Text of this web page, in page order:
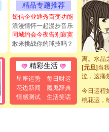
精品专题推荐
短信企业通秀百变功能
浪漫情怀一起漫步音乐
同城约会今夜告别寂寞
敢来挑战你的球技吗？
精彩生活
星座运势
每日财运
花边新闻
魔鬼辞典
情感测试
生活笑话
如意,快
[元旦]看
断电。
你是我专
[元旦]如
起；二是
离。水晶
[元旦]当
泣，这痛
卖了。
[春节]风
颜！冬去
道一声平
今日运程
桃花运，